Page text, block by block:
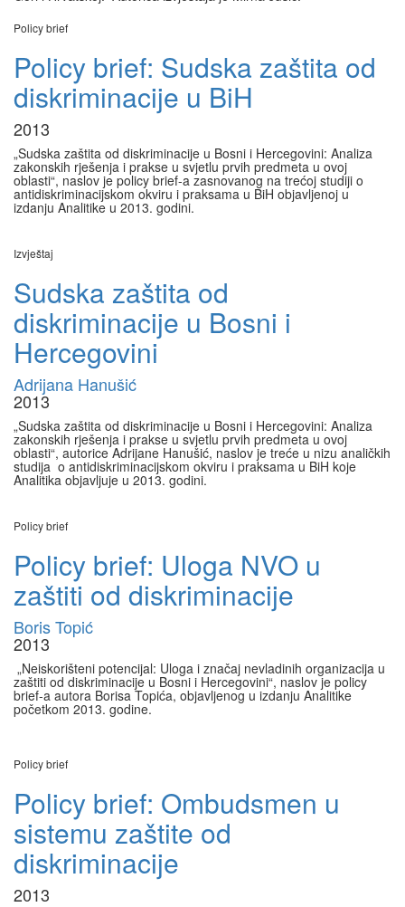
Policy brief
Policy brief: Sudska zaštita od
diskriminacije u BiH
2013
„Sudska zaštita od diskriminacije u Bosni i Hercegovini: Analiza
zakonskih rješenja i prakse u svjetlu prvih predmeta u ovoj
oblasti“, naslov je policy brief-a zasnovanog na trećoj studiji o
antidiskriminacijskom okviru i praksama u BiH objavljenoj u
izdanju Analitike u 2013. godini.
Izvještaj
Sudska zaštita od
diskriminacije u Bosni i
Hercegovini
Adrijana Hanušić
2013
„Sudska zaštita od diskriminacije u Bosni i Hercegovini: Analiza
zakonskih rješenja i prakse u svjetlu prvih predmeta u ovoj
oblasti“, autorice Adrijane Hanušić, naslov je treće u nizu analičkih
studija o antidiskriminacijskom okviru i praksama u BiH koje
Analitika objavljuje u 2013. godini.
Policy brief
Policy brief: Uloga NVO u
zaštiti od diskriminacije
Boris Topić
2013
„Neiskorišteni potencijal: Uloga i značaj nevladinih organizacija u
zaštiti od diskriminacije u Bosni i Hercegovini“, naslov je policy
brief-a autora Borisa Topića, objavljenog u izdanju Analitike
početkom 2013. godine.
Policy brief
Policy brief: Ombudsmen u
sistemu zaštite od
diskriminacije
2013